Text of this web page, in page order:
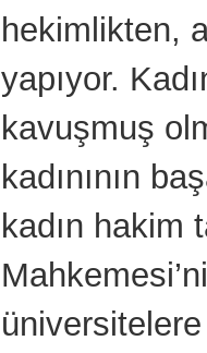
hekimlikten,
yapıyor.
kavuşmuş
kadınının
kadın hakim